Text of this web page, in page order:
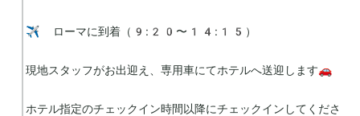
✈️ ローマに到着（9:20〜14:15）
現地スタッフがお出迎え、専用車にてホテルへ送迎します🚗
ホテル指定のチェックイン時間以降にチェックインしてくださ